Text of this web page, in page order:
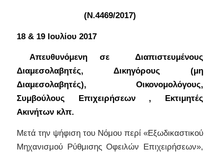
(Ν.4469/2017)
18 & 19 Ιουλίου 2017
Απευθυνόμενη σε Διαπιστευμένους
Διαμεσολαβητές, Δικηγόρους (μη
Διαμεσολαβητές), Οικονομολόγους,
Συμβούλους Επιχειρήσεων , Εκτιμητές
Ακινήτων κλπ.
Μετά την ψήφιση του Νόμου περί «Εξωδικαστικού
Μηχανισμού Ρύθμισης Οφειλών Επιχειρήσεων»,